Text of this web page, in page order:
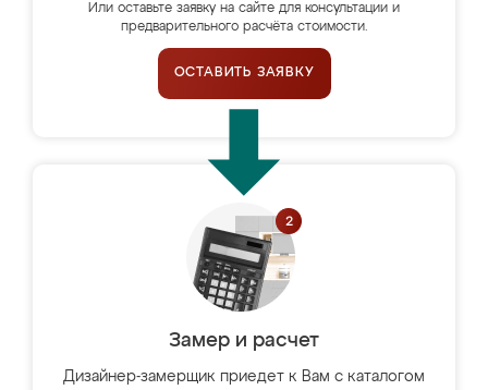
Или оставьте заявку на сайте для консультации и
предварительного расчёта стоимости.
ОСТАВИТЬ ЗАЯВКУ
Замер и расчет
Дизайнер-замерщик приедет к Вам с каталогом